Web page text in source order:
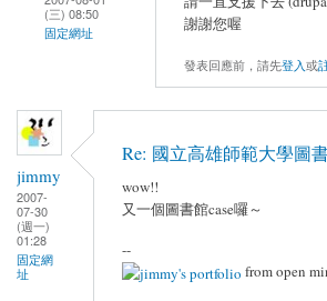
(三) 08:50
固定網址
謝謝您喔
發表回應前，請先登入或
jimmy
2007-
07-30
(週一)
01:28
固定網
址
Re: 國立高雄師範大學圖
wow!!
又一個圖書館case囉～
--
from open